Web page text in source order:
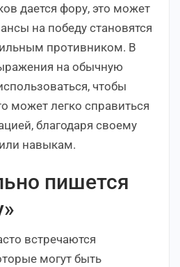
дается фору, это может
на победу становятся
противником. В
на обычную
чтобы
может легко справиться
благодаря своему
навыкам.
пишется
встречаются
могут быть